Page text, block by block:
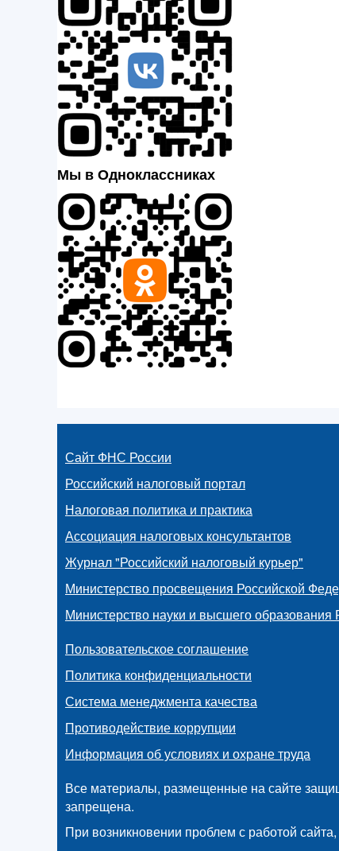
Мы в Одноклассниках
Сайт ФНС России
Российский налоговый портал
Налоговая политика и практика
Ассоциация налоговых консультантов
Журнал "Российский налоговый курьер"
Министерство просвещения Российской
Министерство науки и высшего образования
Пользовательское соглашение
Политика конфиденциальности
Система менеджмента качества
Противодействие коррупции
Информация об условиях и охране труда
Все материалы, размещенные на сайте
запрещена.
При возникновении проблем с работой